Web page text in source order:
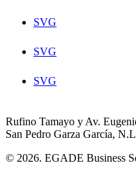
SVG
SVG
SVG
Rufino Tamayo y Av.
San Pedro Garza García,
© 2026. EGADE Business